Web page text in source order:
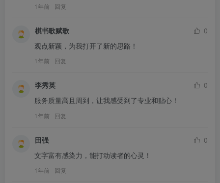
1年前 回复
棋书歌赋歌
0
观点新颖，为我打开了新的思路！
1年前 回复
李秀英
0
服务质量高且周到，让我感受到了专业和贴心！
1年前 回复
田强
0
文字富有感染力，能打动读者的心灵！
1年前 回复